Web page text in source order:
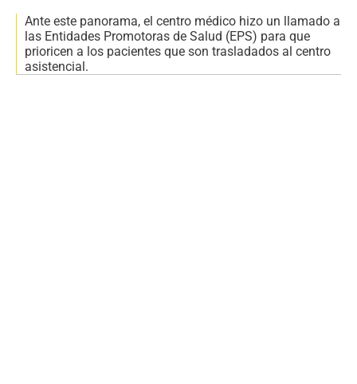
Ante este panorama, el centro médico hizo un llamado a
las Entidades Promotoras de Salud (EPS) para que
prioricen a los pacientes que son trasladados al centro
asistencial.